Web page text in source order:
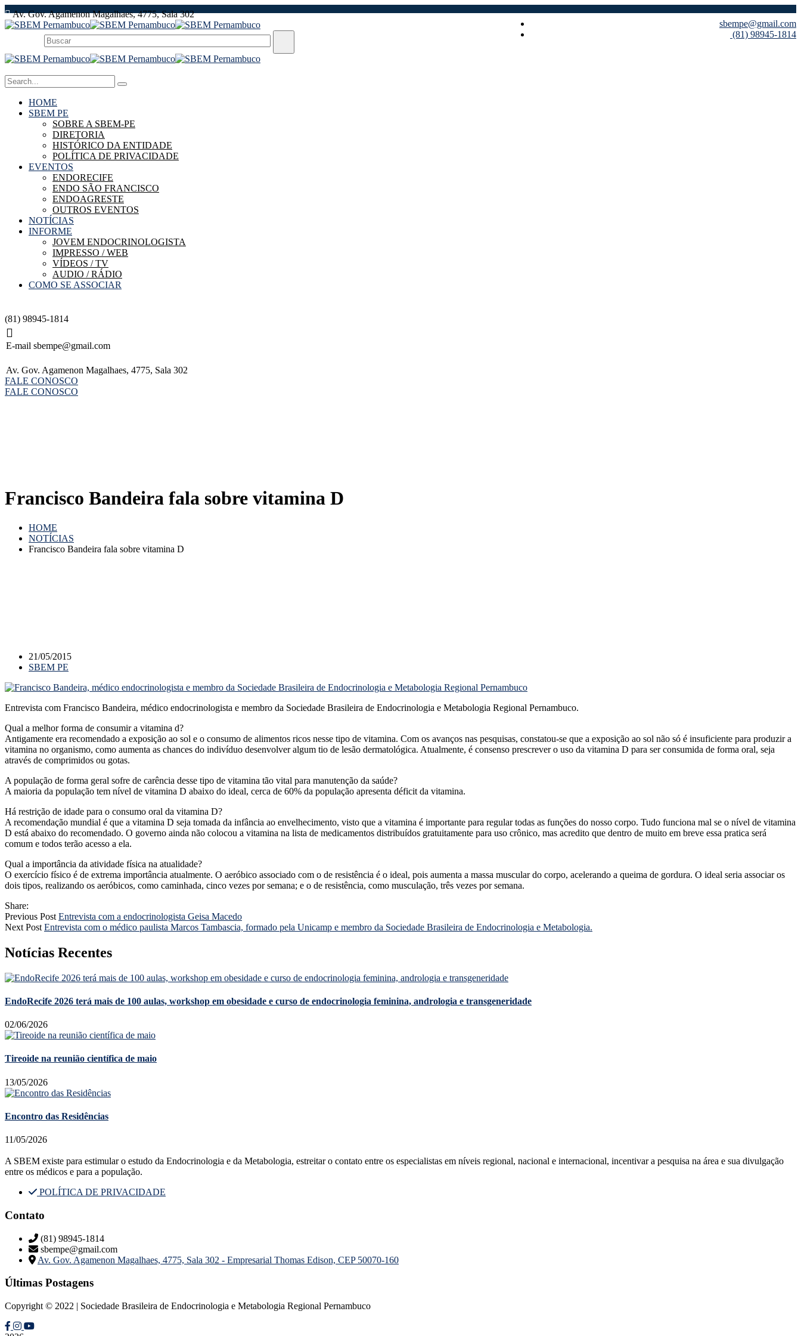
Av. Gov. Agamenon Magalhaes, 4775, Sala 302
sbempe@gmail.com
(81) 98945-1814
HOME
SBEM PE
SOBRE A SBEM-PE
DIRETORIA
HISTÓRICO DA ENTIDADE
POLÍTICA DE PRIVACIDADE
EVENTOS
ENDORECIFE
ENDO SÃO FRANCISCO
ENDOAGRESTE
OUTROS EVENTOS
NOTÍCIAS
INFORME
JOVEM ENDOCRINOLOGISTA
IMPRESSO / WEB
VÍDEOS / TV
AUDIO / RÁDIO
COMO SE ASSOCIAR
(81) 98945-1814
E-mail sbempe@gmail.com
Av. Gov. Agamenon Magalhaes, 4775, Sala 302
FALE CONOSCO
FALE CONOSCO
Francisco Bandeira fala sobre vitamina D
HOME
NOTÍCIAS
Francisco Bandeira fala sobre vitamina D
21/05/2015
SBEM PE
Entrevista com Francisco Bandeira, médico endocrinologista e membro da Sociedade Brasileira de Endocrinologia e Metabologia Regional Pernambuco.
Qual a melhor forma de consumir a vitamina d?
Antigamente era recomendado a exposição ao sol e o consumo de alimentos ricos nesse tipo de vitamina. Com os avanços nas pesquisas, constatou-se que a exposição ao sol não só é insuficiente para produzir a
vitamina no organismo, como aumenta as chances do indivíduo desenvolver algum tio de lesão dermatológica. Atualmente, é consenso prescrever o uso da vitamina D para ser consumida de forma oral, seja
através de comprimidos ou gotas.
A população de forma geral sofre de carência desse tipo de vitamina tão vital para manutenção da saúde?
A maioria da população tem nível de vitamina D abaixo do ideal, cerca de 60% da população apresenta déficit da vitamina.
Há restrição de idade para o consumo oral da vitamina D?
A recomendação mundial é que a vitamina D seja tomada da infância ao envelhecimento, visto que a vitamina é importante para regular todas as funções do nosso corpo. Tudo funciona mal se o nível de vitamina
D está abaixo do recomendado. O governo ainda não colocou a vitamina na lista de medicamentos distribuídos gratuitamente para uso crônico, mas acredito que dentro de muito em breve essa pratica será
comum e todos terão acesso a ela.
Qual a importância da atividade física na atualidade?
O exercício físico é de extrema importância atualmente. O aeróbico associado com o de resistência é o ideal, pois aumenta a massa muscular do corpo, acelerando a queima de gordura. O ideal seria associar os
dois tipos, realizando os aeróbicos, como caminhada, cinco vezes por semana; e o de resistência, como musculação, três vezes por semana.
Share:
Previous Post Entrevista com a endocrinologista Geisa Macedo
Next Post Entrevista com o médico paulista Marcos Tambascia, formado pela Unicamp e membro da Sociedade Brasileira de Endocrinologia e Metabologia.
Notícias Recentes
EndoRecife 2026 terá mais de 100 aulas, workshop em obesidade e curso de endocrinologia feminina, andrologia e transgeneridade
02/06/2026
Tireoide na reunião científica de maio
13/05/2026
Encontro das Residências
11/05/2026
A SBEM existe para estimular o estudo da Endocrinologia e da Metabologia, estreitar o contato entre os especialistas em níveis regional, nacional e internacional, incentivar a pesquisa na área e sua divulgação
entre os médicos e para a população.
POLÍTICA DE PRIVACIDADE
Contato
(81) 98945-1814
sbempe@gmail.com
Av. Gov. Agamenon Magalhaes, 4775, Sala 302 - Empresarial Thomas Edison, CEP 50070-160
Últimas Postagens
Copyright © 2022 | Sociedade Brasileira de Endocrinologia e Metabologia Regional Pernambuco